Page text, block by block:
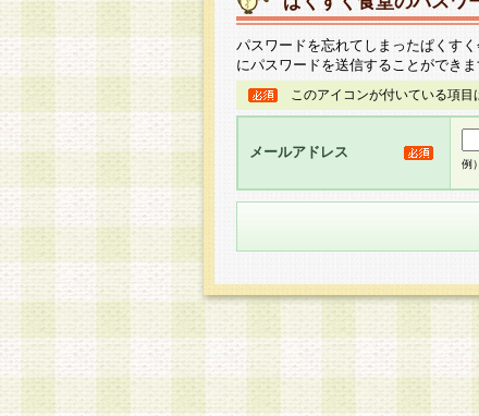
パスワードを忘れてしまったぱくす
にパスワードを送信することができま
このアイコンが付いている項目
メールアドレス
例